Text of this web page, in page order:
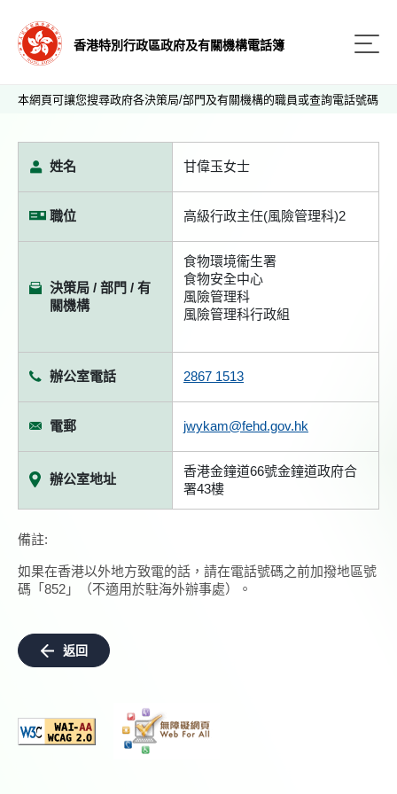
香港特別行政區政府及有關機構電話簿
本網頁可讓您搜尋政府各決策局/部門及有關機構的職員或查詢電話號碼
姓名 甘偉玉女士
職位 高級行政主任(風險管理科)2
決策局 / 部門 / 有
關機構
食物環境衞生署
食物安全中心
風險管理科
風險管理科行政組
辦公室電話 2867 1513
電郵 jwykam@fehd.gov.hk
辦公室地址
香港金鐘道66號金鐘道政府合
署43樓
備註:
如果在香港以外地方致電的話，請在電話號碼之前加撥地區號
碼「852」（不適用於駐海外辦事處）。
返回